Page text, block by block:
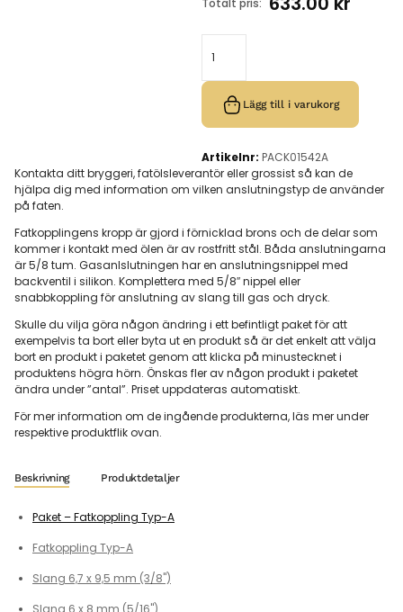
Totalt pris:
Lägg till i varukorg
Artikelnr: PACK01542A
Kontakta ditt bryggeri, fatölsleverantör eller grossist så kan de
hjälpa dig med information om vilken anslutningstyp de använder
på faten.
Fatkopplingens kropp är gjord i förnicklad brons och de delar som
kommer i kontakt med ölen är av rostfritt stål. Båda anslutningarna
är 5/8 tum. Gasanlslutningen har en anslutningsnippel med
backventil i silikon. Komplettera med 5/8″ nippel eller
snabbkoppling för anslutning av slang till gas och dryck.
Skulle du vilja göra någon ändring i ett befintligt paket för att
exempelvis ta bort eller byta ut en produkt så är det enkelt att välja
bort en produkt i paketet genom att klicka på minustecknet i
produktens högra hörn. Önskas fler av någon produkt i paketet
ändra under ”antal”. Priset uppdateras automatiskt.
För mer information om de ingående produkterna, läs mer under
respektive produktflik ovan.
Beskrivning Produktdetaljer
Paket – Fatkoppling Typ-A
Fatkoppling Typ-A
Slang 6,7 x 9,5 mm (3/8")